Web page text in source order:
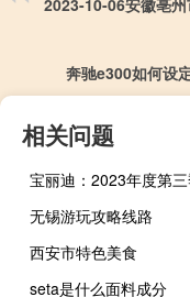
2023-10-06安徽亳
奔驰e300如何设
相关问题
无锡游玩攻略线路
西安市特色美食
seta是什么面料成分